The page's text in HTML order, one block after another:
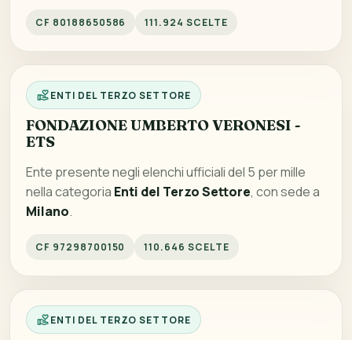
CF 80188650586 111.924 SCELTE
ENTI DEL TERZO SETTORE
FONDAZIONE UMBERTO VERONESI -
ETS
Ente presente negli elenchi ufficiali del 5 per mille
nella categoria Enti del Terzo Settore, con sede a
Milano.
CF 97298700150 110.646 SCELTE
ENTI DEL TERZO SETTORE